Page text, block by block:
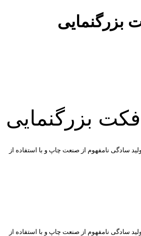
بزرگنمایی
بزرگنمایی
سادگی نامفهوم از صنعت چاپ و با استفاده از
سادگی نامفهوم از صنعت چاپ و با استفاده از